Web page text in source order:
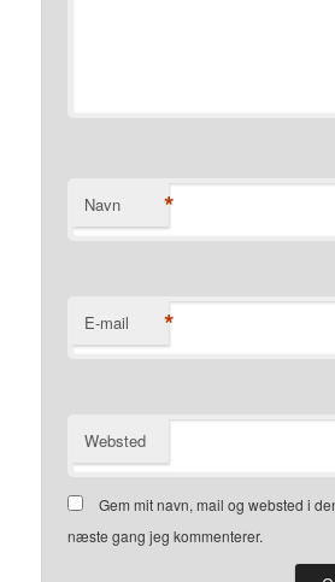
Navn *
E-mail *
Websted
Gem mit navn, mail og websted i
næste gang jeg kommenterer.